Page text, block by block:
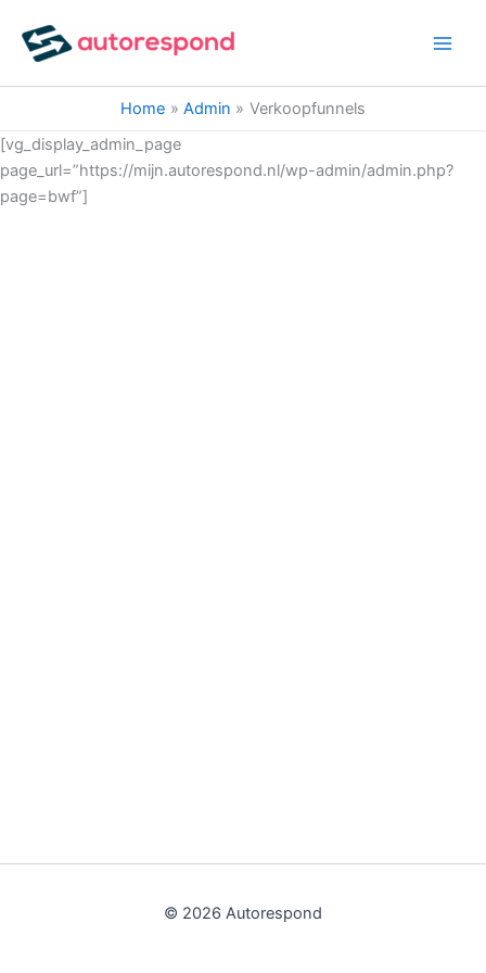
naar
inhoud
Home
Admin
Verkoopfunnels
[vg_display_admin_page
page_url=”https://mijn.autorespond.nl/wp-admin/admin.php?
page=bwf”]
© 2026 Autorespond